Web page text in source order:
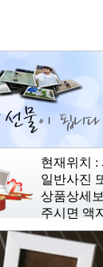
현재위치 :
일반사진
상품상세
주시면 액